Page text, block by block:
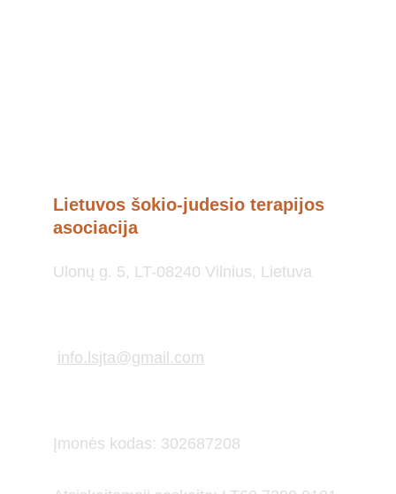
Ulonų g. 5, LT-08240 Vilnius, Lietuva
info.lsjta@gmail.com
Lietuvos šokio-judesio terapijos
asociacija
Įmonės kodas: 302687208